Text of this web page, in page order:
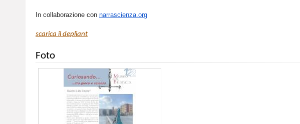
In collaborazione con narrascienza.org
scarica il depliant
Foto